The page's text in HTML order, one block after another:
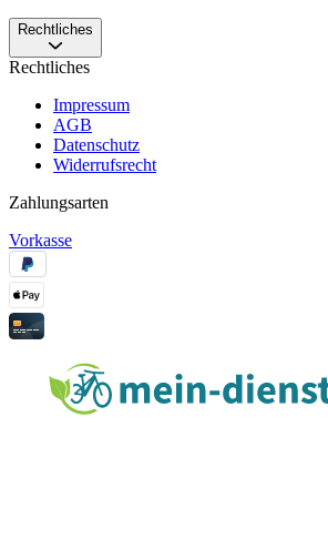
Rechtliches
Rechtliches
Impressum
AGB
Datenschutz
Widerrufsrecht
Zahlungsarten
Vorkasse